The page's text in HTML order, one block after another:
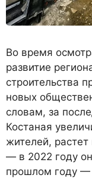
Во время
развитие
строительства
новых
словам, за
Костаная
жителей, растет
— в 2022 году
прошлом году —